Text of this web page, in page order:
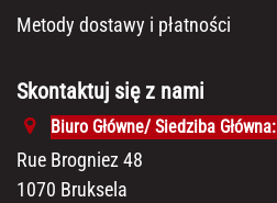
Metody dostawy i płatności
Skontaktuj się z nami
Biuro Główne/ Siedziba Główna:
Rue Brogniez 48
1070 Bruksela